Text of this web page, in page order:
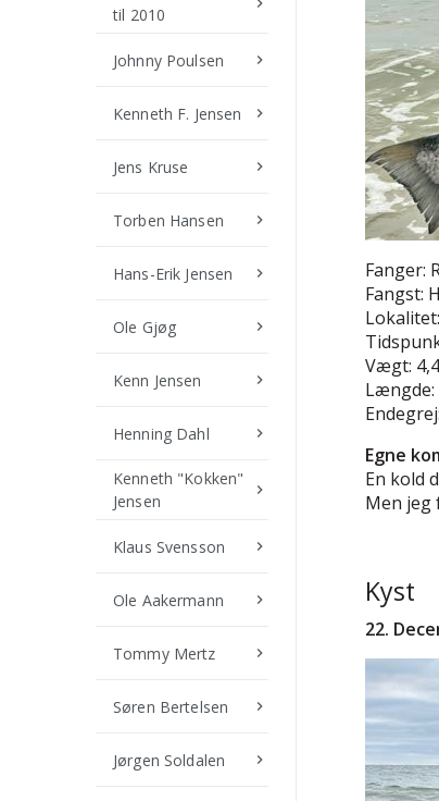
til 2010
Johnny Poulsen keyboard_arrow_right
Kenneth F. Jensen keyboard_arrow_right
Jens Kruse keyboard_arrow_right
Torben Hansen keyboard_arrow_right
Hans-Erik Jensen keyboard_arrow_right
Ole Gjøg keyboard_arrow_right
Kenn Jensen keyboard_arrow_right
Henning Dahl keyboard_arrow_right
Kenneth "Kokken"
Jensen
keyboard_arrow_right
Klaus Svensson keyboard_arrow_right
Ole Aakermann keyboard_arrow_right
Tommy Mertz keyboard_arrow_right
Søren Bertelsen keyboard_arrow_right
Jørgen Soldalen keyboard_arrow_right
Fanger:
Fangst:
Vægt:
Længde:
Egne
En kold
Men jeg
Kyst
22.